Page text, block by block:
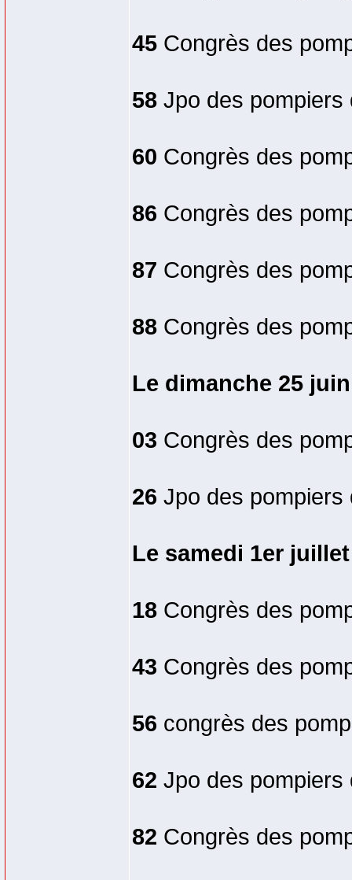
45 Congrès des
58 Jpo des pompiers
60 Congrès des
86 Congrès des
87 Congrès des
88 Congrès des
Le dimanche 25 juin
03 Congrès des
26 Jpo des pompiers
Le samedi 1er juillet
18 Congrès des
43 Congrès des
56 congrès des
62 Jpo des pompiers
82 Congrès des